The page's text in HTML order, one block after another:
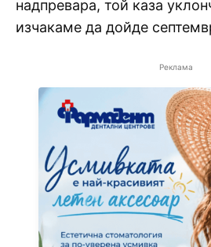
надпревара, той каза
изчакаме да дойде
Реклама